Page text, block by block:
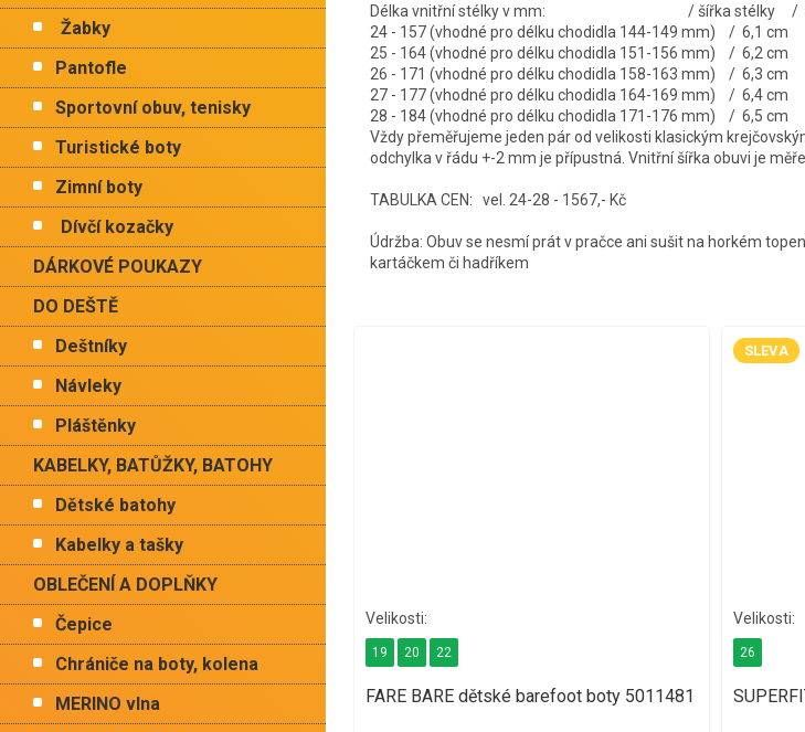
Žabky
Pantofle
Sportovní obuv, tenisky
Turistické boty
Zimní boty
Dívčí kozačky
DÁRKOVÉ POUKAZY
DO DEŠTĚ
Deštníky
Návleky
Pláštěnky
KABELKY, BATŮŽKY, BATOHY
Dětské batohy
Kabelky a tašky
OBLEČENÍ A DOPLŇKY
Čepice
Chrániče na boty, kolena
MERINO vlna
Délka vnitřní stélky v mm: / šířka stélky /
24 - 157 (vhodné pro délku chodidla 144-149 mm) / 6,1
25 - 164 (vhodné pro délku chodidla 151-156 mm) / 6,2
26 - 171 (vhodné pro délku chodidla 158-163 mm) / 6,3
27 - 177 (vhodné pro délku chodidla 164-169 mm) / 6,4
28 - 184 (vhodné pro délku chodidla 171-176 mm) / 6,5
Vždy přeměřujeme jeden pár od velikosti klasickým
odchylka v řádu +-2 mm je přípustná. Vnitřní šířka obuvi je
TABULKA CEN: vel. 24-28 - 1567,- Kč
Údržba: Obuv se nesmí prát v pračce ani sušit na horkém
kartáčkem či hadříkem
FARE BARE dětské barefoot boty 5011481
19 20 22
SLEVA
26